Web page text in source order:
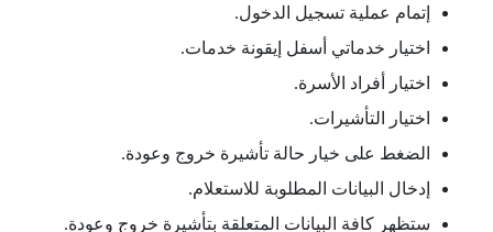
إتمام عملية تسجيل الدخول.
اختيار خدماتي أسفل إيقونة خدمات.
اختيار أفراد الأسرة.
اختيار التأشيرات.
الضغط على خيار حالة تأشيرة خروج وعودة.
إدخال البيانات المطلوبة للاستعلام.
ستظهر كافة البيانات المتعلقة بتأشيرة خروج وعودة.